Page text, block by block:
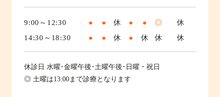
9:00～12:30 ● ● 休 ● ● ◎
休
14:30～18:30
● ● 休 ● 休 休 休
休診日 水曜･金曜午後･土曜午後･日曜・祝日
◎ 土曜は13:00まで診療となります